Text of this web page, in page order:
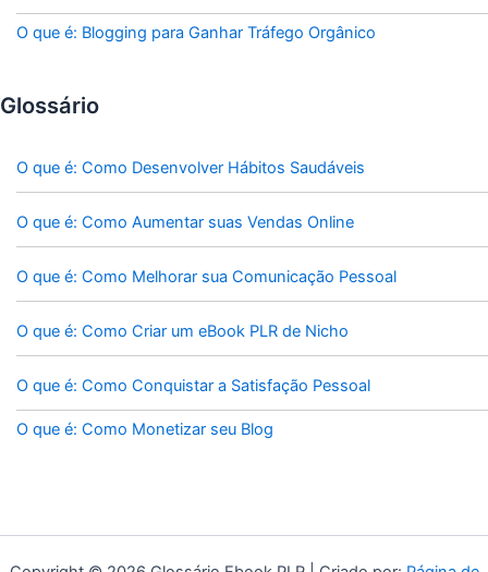
O que é: Blogging para Ganhar Tráfego Orgânico
Glossário
O que é: Como Desenvolver Hábitos Saudáveis
O que é: Como Aumentar suas Vendas Online
O que é: Como Melhorar sua Comunicação Pessoal
O que é: Como Criar um eBook PLR de Nicho
O que é: Como Conquistar a Satisfação Pessoal
O que é: Como Monetizar seu Blog